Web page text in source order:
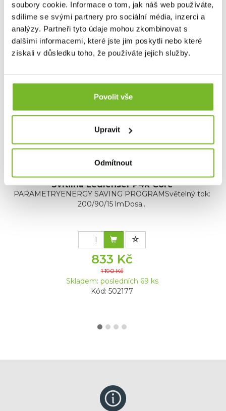
soubory cookie. Informace o tom, jak náš web používáte,
sdílíme se svými partnery pro sociální média, inzerci a
analýzy. Partneři tyto údaje mohou zkombinovat s
dalšími informacemi, které jste jim poskytli nebo které
získali v důsledku toho, že používáte jejich služby.
Povolit vše
Upravit
Odmítnout
Dotaz
Mohlo by Vás zajímat
Akce -30 %
Svítilna Ledlenser P4R Core
PARAMETRYENERGY SAVING PROGRAMSvětelný tok:
200/90/15 lmDosa...
833 Kč
1 190 Kč
Skladem: posledních 69 ks
Kód: 502177